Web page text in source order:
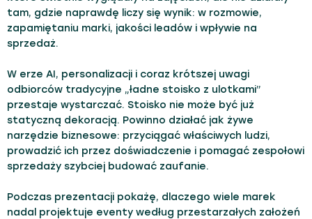
tam, gdzie naprawdę liczy się wynik: w rozmowie,
zapamiętaniu marki, jakości leadów i wpływie na
sprzedaż.
W erze AI, personalizacji i coraz krótszej uwagi
odbiorców tradycyjne „ładne stoisko z ulotkami”
przestaje wystarczać. Stoisko nie może być już
statyczną dekoracją. Powinno działać jak żywe
narzędzie biznesowe: przyciągać właściwych ludzi,
prowadzić ich przez doświadczenie i pomagać zespołowi
sprzedaży szybciej budować zaufanie.
Podczas prezentacji pokażę, dlaczego wiele marek
nadal projektuje eventy według przestarzałych założeń